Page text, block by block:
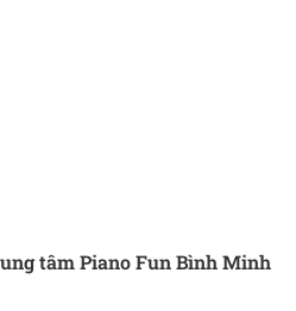
tâm Piano Fun Bình Minh